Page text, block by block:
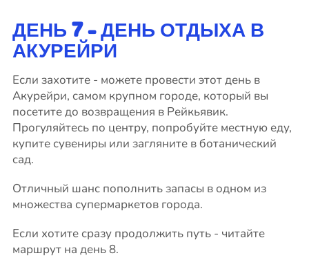
ДЕНЬ 7 - ДЕНЬ ОТДЫХА В
АКУРЕЙРИ
Если захотите - можете провести этот день в
Акурейри, самом крупном городе, который вы
посетите до возвращения в Рейкьявик.
Прогуляйтесь по центру, попробуйте местную еду,
купите сувениры или загляните в ботанический
сад.
Отличный шанс пополнить запасы в одном из
множества супермаркетов города.
Если хотите сразу продолжить путь - читайте
маршрут на день 8.